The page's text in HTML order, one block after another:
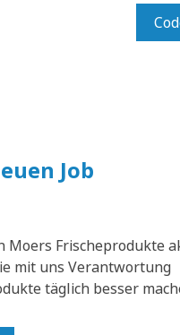
Job
Moers Frischeprodukte
mit uns Verantwortung
täglich besser